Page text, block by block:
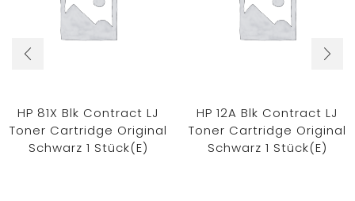
HP 81X Blk Contract LJ
Toner Cartridge Original
Schwarz 1 Stück(e)
HP 12A Blk Contract LJ
Toner Cartridge Original
Schwarz 1 Stück(e)